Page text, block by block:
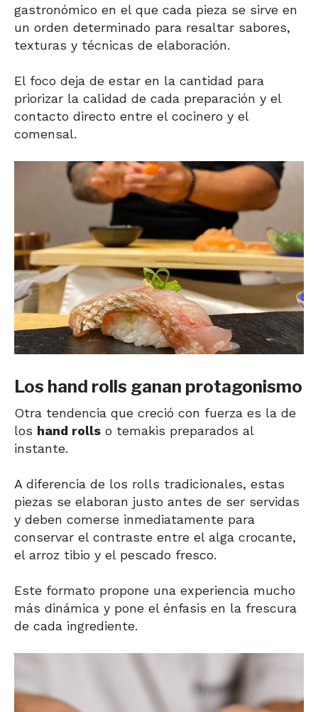
gastronómico en el que cada pieza se sirve en
un orden determinado para resaltar sabores,
texturas y técnicas de elaboración.
El foco deja de estar en la cantidad para
priorizar la calidad de cada preparación y el
contacto directo entre el cocinero y el
comensal.
Los hand rolls ganan protagonismo
Otra tendencia que creció con fuerza es la de
los hand rolls o temakis preparados al
instante.
A diferencia de los rolls tradicionales, estas
piezas se elaboran justo antes de ser servidas
y deben comerse inmediatamente para
conservar el contraste entre el alga crocante,
el arroz tibio y el pescado fresco.
Este formato propone una experiencia mucho
más dinámica y pone el énfasis en la frescura
de cada ingrediente.